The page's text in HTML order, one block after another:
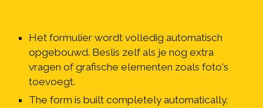
Het formulier wordt volledig automatisch
opgebouwd. Beslis zelf als je nog extra
vragen of grafische elementen zoals foto's
toevoegt.
The form is built completely automatically.